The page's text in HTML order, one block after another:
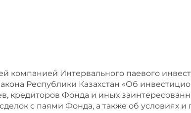
компанией Интервального паевого
Республики Казахстан «Об
кредиторов Фонда и иных
с паями Фонда, а также об условиях